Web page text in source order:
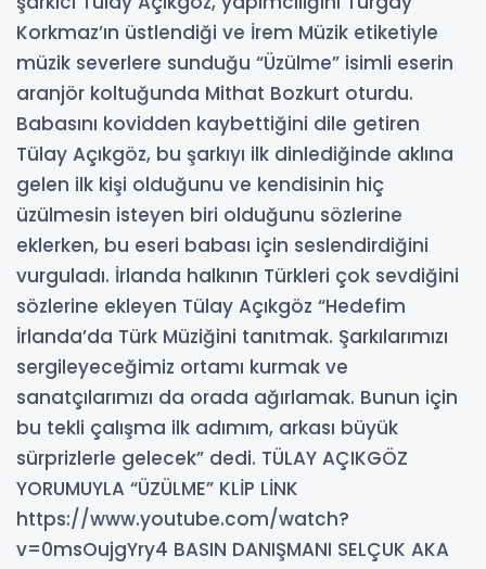
Korkmaz’ın üstlendiği ve İrem Müzik etiketiyle
müzik severlere sunduğu “Üzülme” isimli eserin
aranjör koltuğunda Mithat Bozkurt oturdu.
Babasını kovidden kaybettiğini dile getiren
Tülay Açıkgöz, bu şarkıyı ilk dinlediğinde aklına
gelen ilk kişi olduğunu ve kendisinin hiç
üzülmesin isteyen biri olduğunu sözlerine
eklerken, bu eseri babası için seslendirdiğini
vurguladı. İrlanda halkının Türkleri çok sevdiğini
sözlerine ekleyen Tülay Açıkgöz “Hedefim
İrlanda’da Türk Müziğini tanıtmak. Şarkılarımızı
sergileyeceğimiz ortamı kurmak ve
sanatçılarımızı da orada ağırlamak. Bunun için
bu tekli çalışma ilk adımım, arkası büyük
sürprizlerle gelecek” dedi. TÜLAY AÇIKGÖZ
YORUMUYLA “ÜZÜLME” KLİP LİNK
https://www.youtube.com/watch?
v=0msOujgYry4 BASIN DANIŞMANI SELÇUK AKA